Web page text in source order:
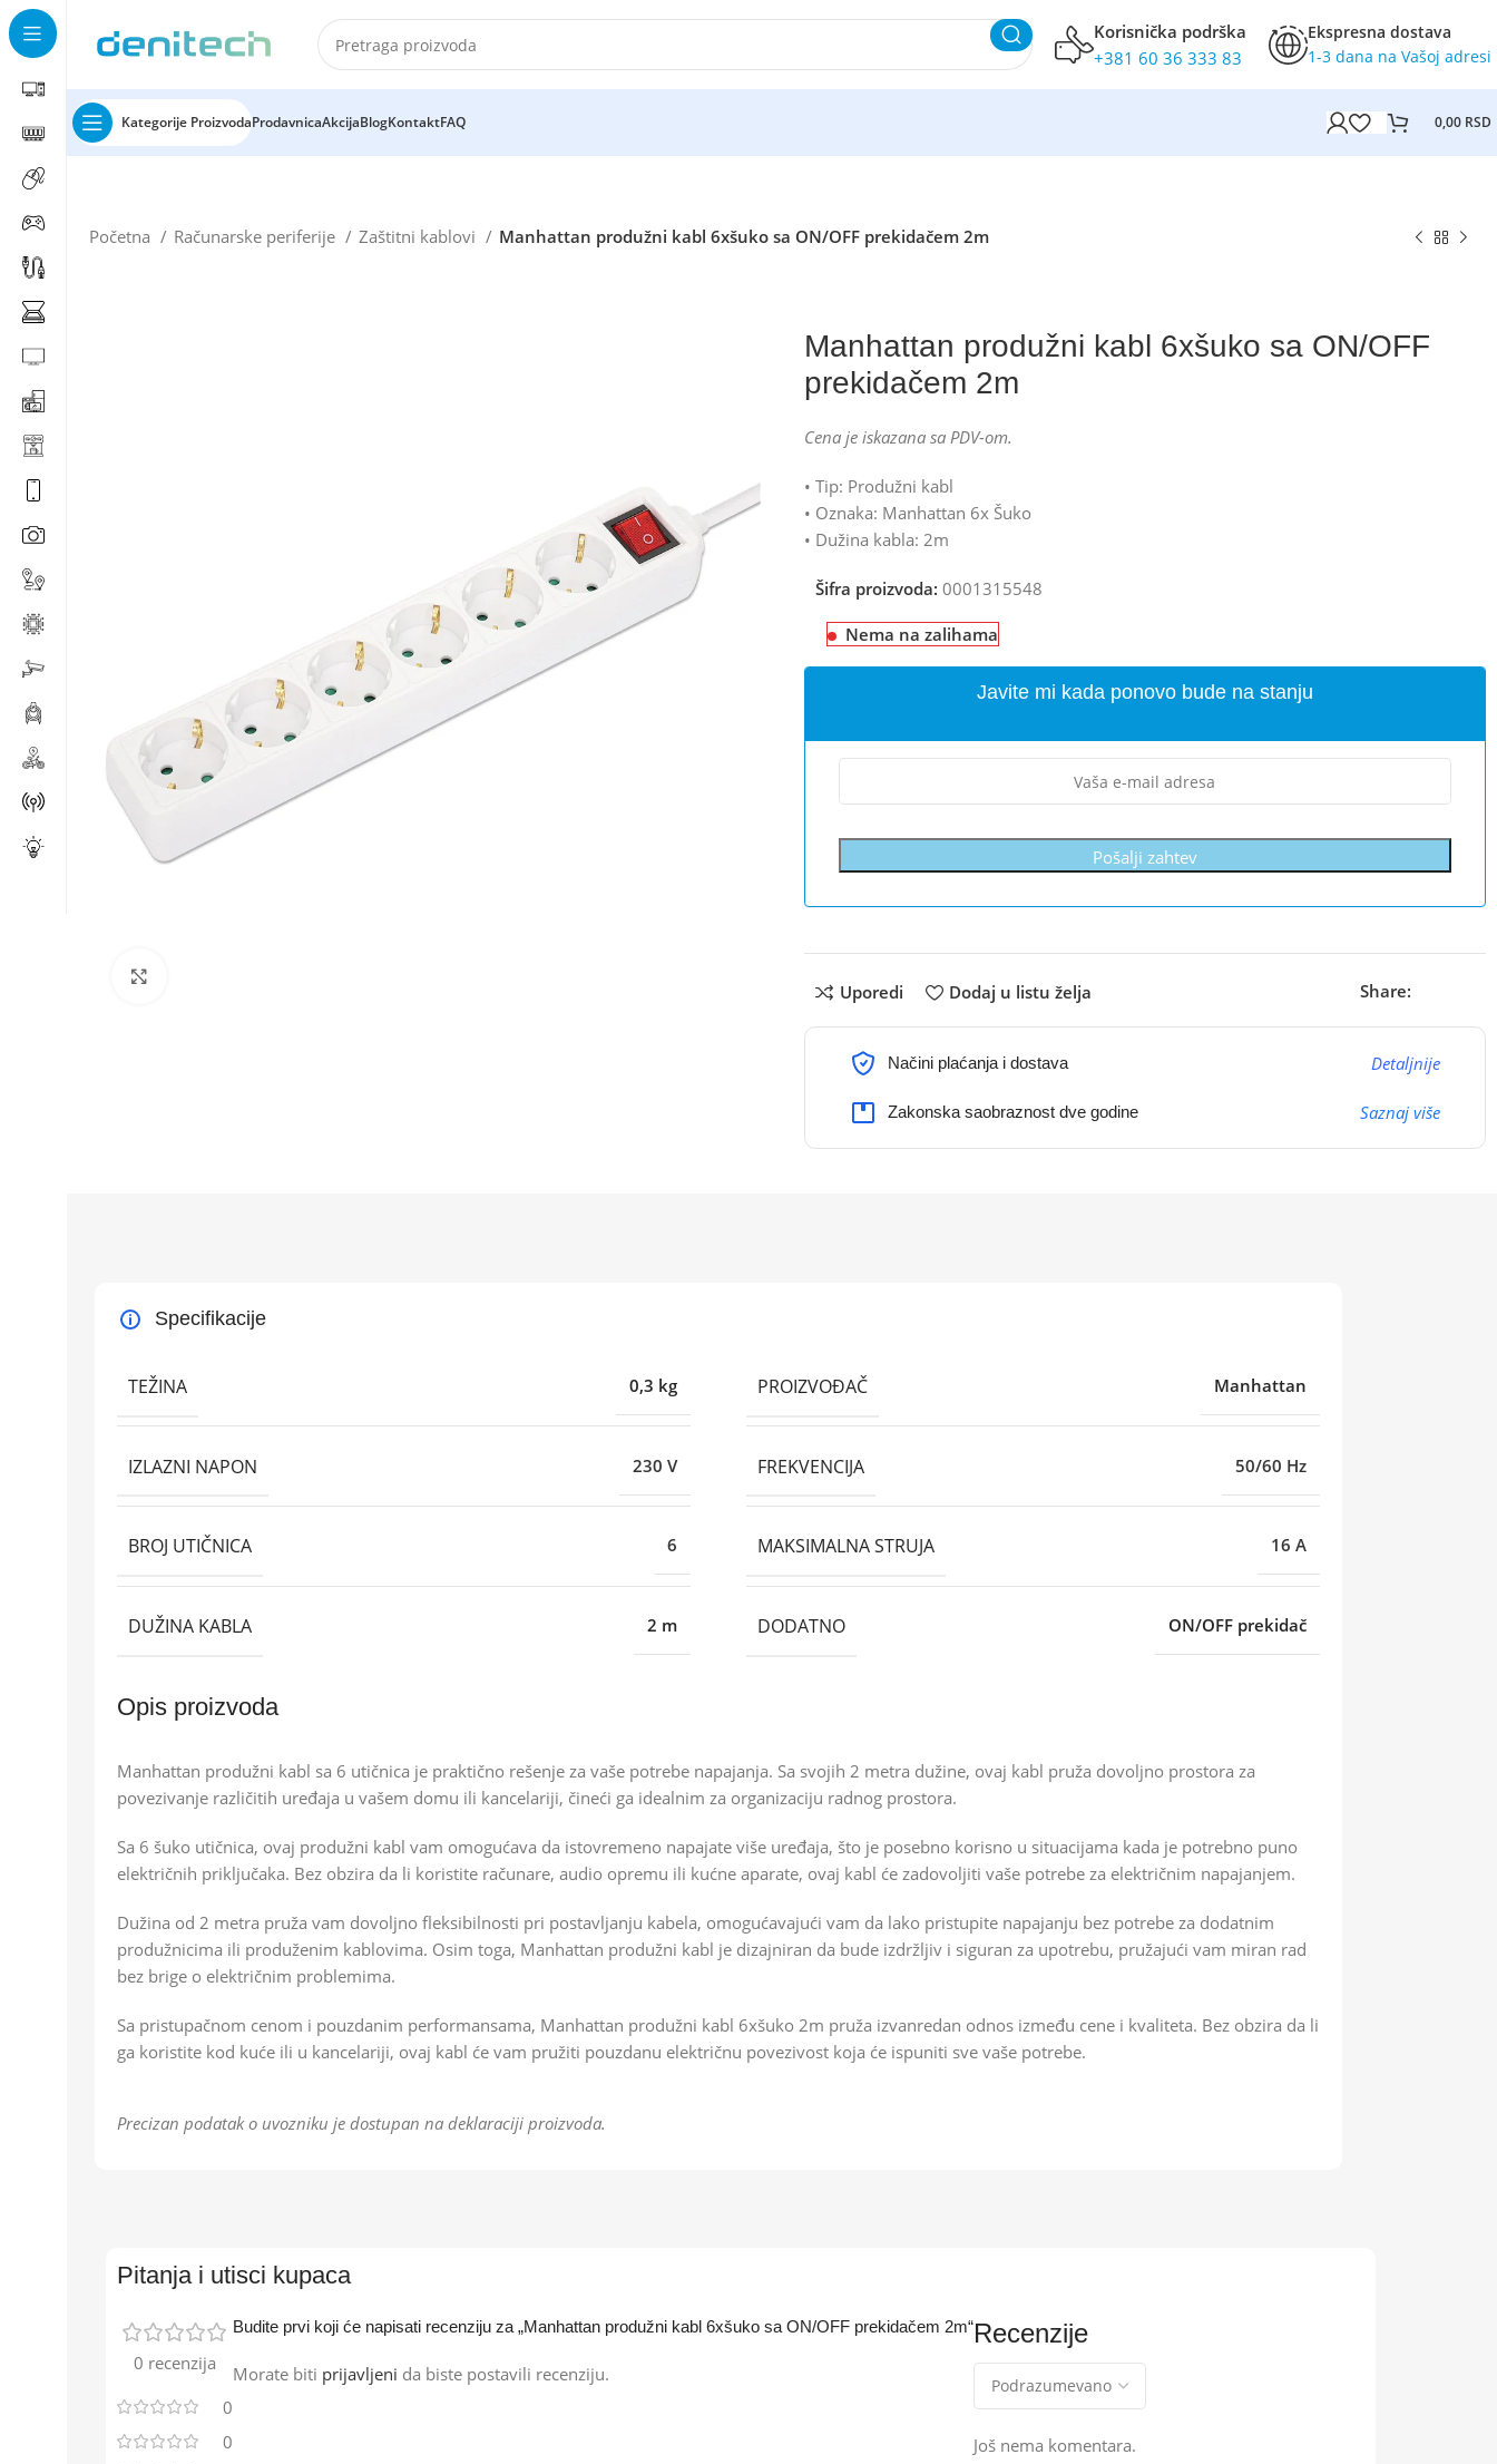
Korisnička podrška
+381 60 36 333 83
Ekspresna dostava
1-3 dana na Vašoj adresi
Kategorije ProizvodaProdavnicaAkcijaBlogKontaktFAQ 0,00 RSD
Početna Računarske periferije Zaštitni kablovi Manhattan produžni kabl 6xšuko sa ON/OFF prekidačem 2m
Manhattan produžni kabl 6xšuko sa ON/OFF
prekidačem 2m
Cena je iskazana sa PDV-om.
• Tip: Produžni kabl
• Oznaka: Manhattan 6x Šuko
• Dužina kabla: 2m
Šifra proizvoda: 0001315548
Nema na zalihama
Javite mi kada ponovo bude na stanju
Pošalji zahtev
Uporedi Dodaj u listu želja Share:
Načini plaćanja i dostava Detaljnije
Zakonska saobraznost dve godine Saznaj više
Specifikacije
TEŽINA 0,3 kg PROIZVOĐAČ Manhattan
IZLAZNI NAPON 230 V FREKVENCIJA 50/60 Hz
BROJ UTIČNICA 6 MAKSIMALNA STRUJA 16 A
DUŽINA KABLA 2 m DODATNO ON/OFF prekidač
Opis proizvoda
Manhattan produžni kabl sa 6 utičnica je praktično rešenje za vaše potrebe napajanja. Sa svojih 2 metra dužine, ovaj kabl pruža dovoljno prostora za
povezivanje različitih uređaja u vašem domu ili kancelariji, čineći ga idealnim za organizaciju radnog prostora.
Sa 6 šuko utičnica, ovaj produžni kabl vam omogućava da istovremeno napajate više uređaja, što je posebno korisno u situacijama kada je potrebno puno
električnih priključaka. Bez obzira da li koristite računare, audio opremu ili kućne aparate, ovaj kabl će zadovoljiti vaše potrebe za električnim napajanjem.
Dužina od 2 metra pruža vam dovoljno fleksibilnosti pri postavljanju kabela, omogućavajući vam da lako pristupite napajanju bez potrebe za dodatnim
produžnicima ili produženim kablovima. Osim toga, Manhattan produžni kabl je dizajniran da bude izdržljiv i siguran za upotrebu, pružajući vam miran rad
bez brige o električnim problemima.
Sa pristupačnom cenom i pouzdanim performansama, Manhattan produžni kabl 6xšuko 2m pruža izvanredan odnos između cene i kvaliteta. Bez obzira da li
ga koristite kod kuće ili u kancelariji, ovaj kabl će vam pružiti pouzdanu električnu povezivost koja će ispuniti sve vaše potrebe.
Precizan podatak o uvozniku je dostupan na deklaraciji proizvoda.
Pitanja i utisci kupaca
0 recenzija
0
0
Recenzije
Još nema komentara.
Budite prvi koji će napisati recenziju za „Manhattan produžni kabl 6xšuko sa ON/OFF prekidačem 2m“
Morate biti prijavljeni da biste postavili recenziju.